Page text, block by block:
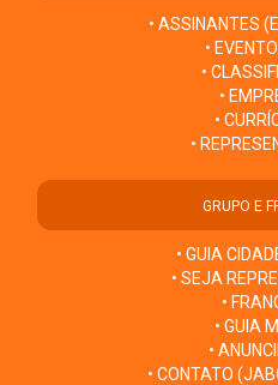
• ASSINANTES
•
•
•
•
•
GRUPO E
• GUIA
• SEJA
•
• GUIA
•
• CONTATO